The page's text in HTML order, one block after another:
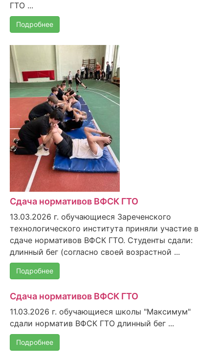
ГТО ...
Подробнее
Сдача нормативов ВФСК ГТО
13.03.2026 г. обучающиеся Зареченского
технологического института приняли участие в
сдаче нормативов ВФСК ГТО. Студенты сдали:
длинный бег (согласно своей возрастной ...
Подробнее
Сдача нормативов ВФСК ГТО
11.03.2026 г. обучающиеся школы "Максимум"
сдали норматив ВФСК ГТО длинный бег ...
Подробнее